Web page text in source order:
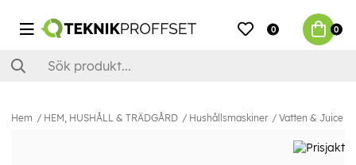
0 0
Hem HEM, HUSHÅLL & TRÄDGÅRD Hushållsmaskiner Vatten & Juice